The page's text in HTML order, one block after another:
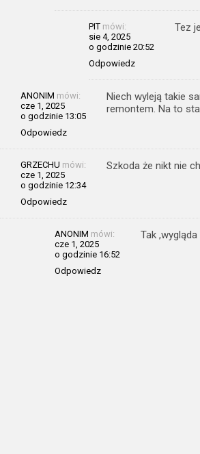
PIT mówi:
sie 4, 2025
o godzinie 20:52
Odpowiedz
Tez
ANONIM mówi:
cze 1, 2025
o godzinie 13:05
Odpowiedz
Niech wyleją takie
remontem. Na to
GRZECHU mówi:
cze 1, 2025
o godzinie 12:34
Odpowiedz
Szkoda że nikt nie
ANONIM mówi:
cze 1, 2025
o godzinie 16:52
Odpowiedz
Tak